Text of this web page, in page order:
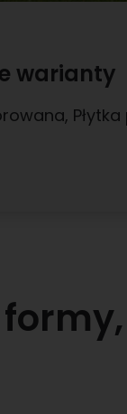
warianty
,